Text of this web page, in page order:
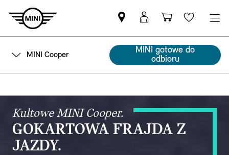
Znajdź
Partnera
MINI
Logowanie
MyMini
KoszykWishlist
MINI Cooper
MINI gotowe do
odbioru
Kultowe MINI Cooper.
GOKARTOWA FRAJDA Z
JAZDY.